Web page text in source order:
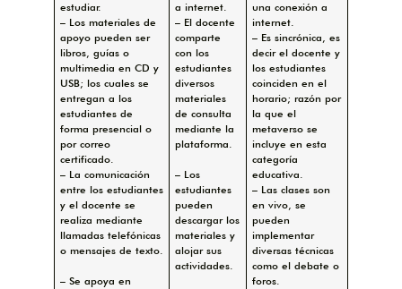
estudiar.
– Los materiales de
apoyo pueden ser
libros, guías o
multimedia en CD y
USB; los cuales se
entregan a los
estudiantes de
forma presencial o
por correo
certificado.
– La comunicación
entre los estudiantes
y el docente se
realiza mediante
llamadas telefónicas
o mensajes de texto.
– Se apoya en
a internet.
– El docente
comparte
con los
estudiantes
diversos
materiales
de consulta
mediante la
plataforma.
– Los
estudiantes
pueden
descargar los
materiales y
alojar sus
actividades.
una conexión a
internet.
– Es sincrónica, es
decir el docente y
los estudiantes
coinciden en el
horario; razón por
la que el
metaverso se
incluye en esta
categoría
educativa.
– Las clases son
en vivo, se
pueden
implementar
diversas técnicas
como el debate o
foros.